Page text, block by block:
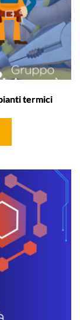
termici